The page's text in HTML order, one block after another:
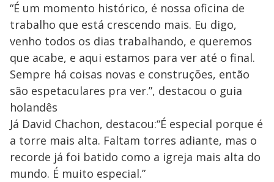
“É um momento histórico, é nossa oficina de
trabalho que está crescendo mais. Eu digo,
venho todos os dias trabalhando, e queremos
que acabe, e aqui estamos para ver até o final.
Sempre há coisas novas e construções, então
são espetaculares pra ver.”, destacou o guia
holandês
Já David Chachon, destacou:“É especial porque é
a torre mais alta. Faltam torres adiante, mas o
recorde já foi batido como a igreja mais alta do
mundo. É muito especial.”